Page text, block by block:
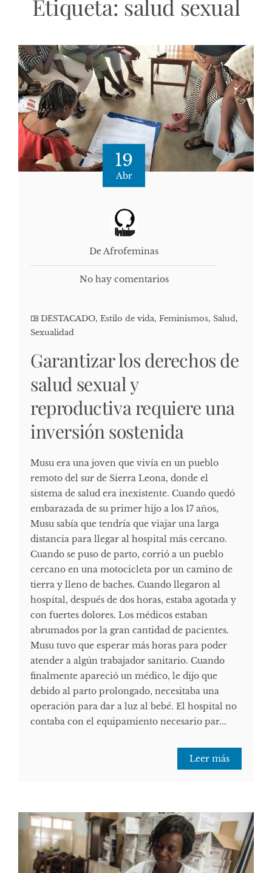
Etiqueta: salud sexual
19
Abr
De Afrofeminas
No hay comentarios
DESTACADO, Estilo de vida, Feminismos, Salud,
Sexualidad
Garantizar los derechos de
salud sexual y
reproductiva requiere una
inversión sostenida
Musu era una joven que vivía en un pueblo
remoto del sur de Sierra Leona, donde el
sistema de salud era inexistente. Cuando quedó
embarazada de su primer hijo a los 17 años,
Musu sabía que tendría que viajar una larga
distancia para llegar al hospital más cercano.
Cuando se puso de parto, corrió a un pueblo
cercano en una motocicleta por un camino de
tierra y lleno de baches. Cuando llegaron al
hospital, después de dos horas, estaba agotada y
con fuertes dolores. Los médicos estaban
abrumados por la gran cantidad de pacientes.
Musu tuvo que esperar más horas para poder
atender a algún trabajador sanitario. Cuando
finalmente apareció un médico, le dijo que
debido al parto prolongado, necesitaba una
operación para dar a luz al bebé. El hospital no
contaba con el equipamiento necesario par...
Leer más